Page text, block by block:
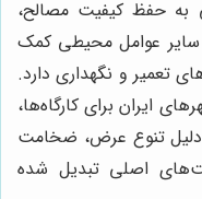
به حفظ کیفیت مصالح،
سایر عوامل محیطی کمک
تعمیر و نگهداری دارد.
ایران برای کارگاه‌ها،
دلیل تنوع عرض، ضخامت
اصلی تبدیل شده